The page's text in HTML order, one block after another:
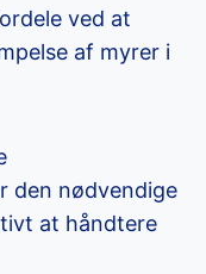
ved at
af myrer i
den nødvendige
at håndtere